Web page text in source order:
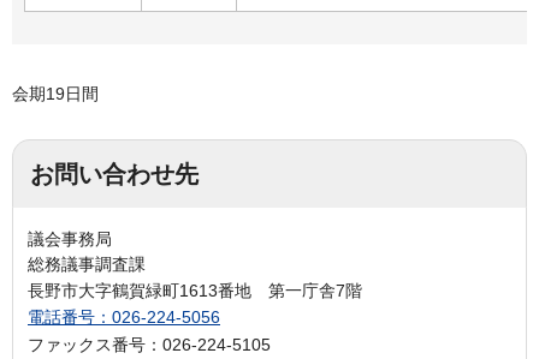
会期19日間
お問い合わせ先
議会事務局
総務議事調査課
長野市大字鶴賀緑町1613番地 第一庁舎7階
電話番号：026-224-5056
ファックス番号：026-224-5105